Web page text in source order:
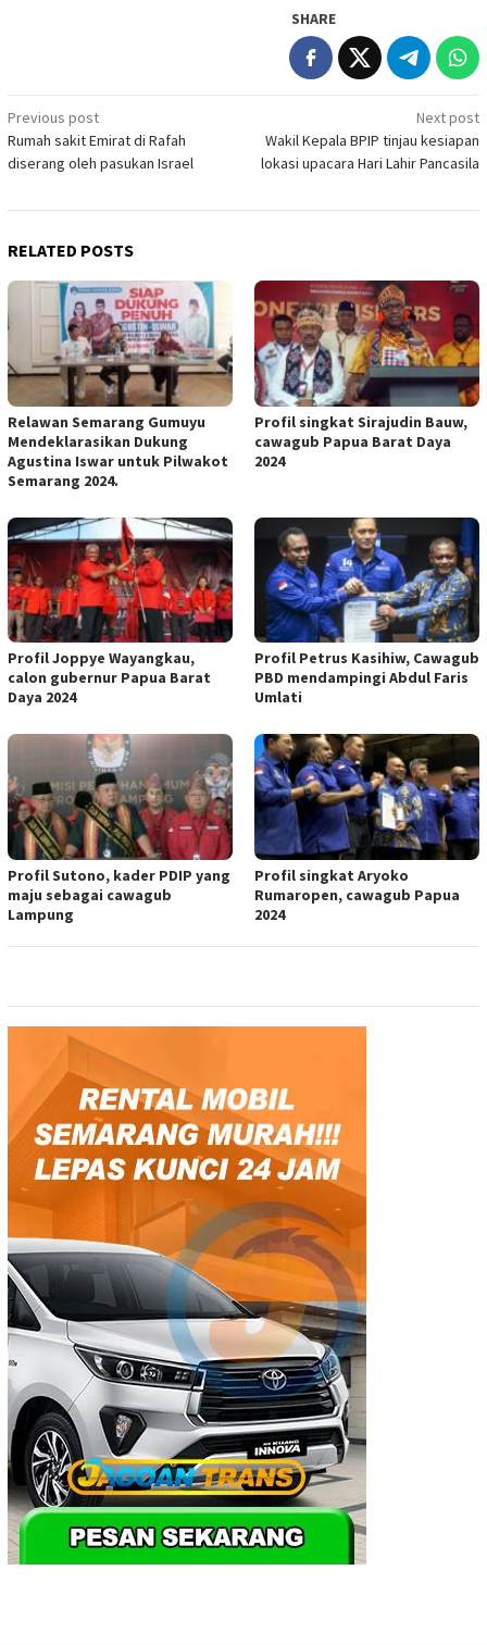
SHARE
Post
navigation
Previous post
Rumah sakit Emirat di Rafah
diserang oleh pasukan Israel
Next post
Wakil Kepala BPIP tinjau kesiapan
lokasi upacara Hari Lahir Pancasila
RELATED POSTS
Relawan Semarang Gumuyu
Mendeklarasikan Dukung
Agustina Iswar untuk Pilwakot
Semarang 2024.
Profil singkat Sirajudin Bauw,
cawagub Papua Barat Daya
2024
Profil Joppye Wayangkau,
calon gubernur Papua Barat
Daya 2024
Profil Petrus Kasihiw, Cawagub
PBD mendampingi Abdul Faris
Umlati
Profil Sutono, kader PDIP yang
maju sebagai cawagub
Lampung
Profil singkat Aryoko
Rumaropen, cawagub Papua
2024